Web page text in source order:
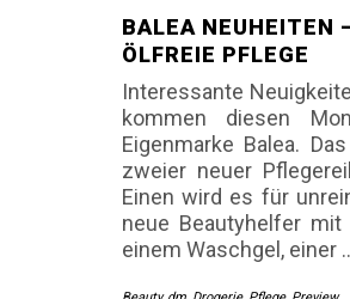
BALEA NEUHEITEN
ÖLFREIE PFLEGE
Interessante
kommen diesen
Eigenmarke Balea.
zweier neuer
Einen wird es für
neue Beautyhelfer
einem Waschgel, einer